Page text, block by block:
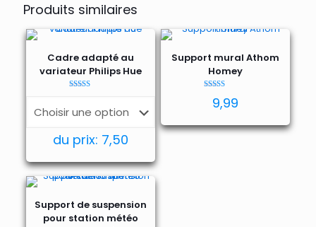
Produits similaires
Cadre adapté au
variateur Philips Hue
sur 5
du prix: 7,50
Support mural Athom
Homey
5.00
sur 5
9,99
Support de suspension
pour station météo